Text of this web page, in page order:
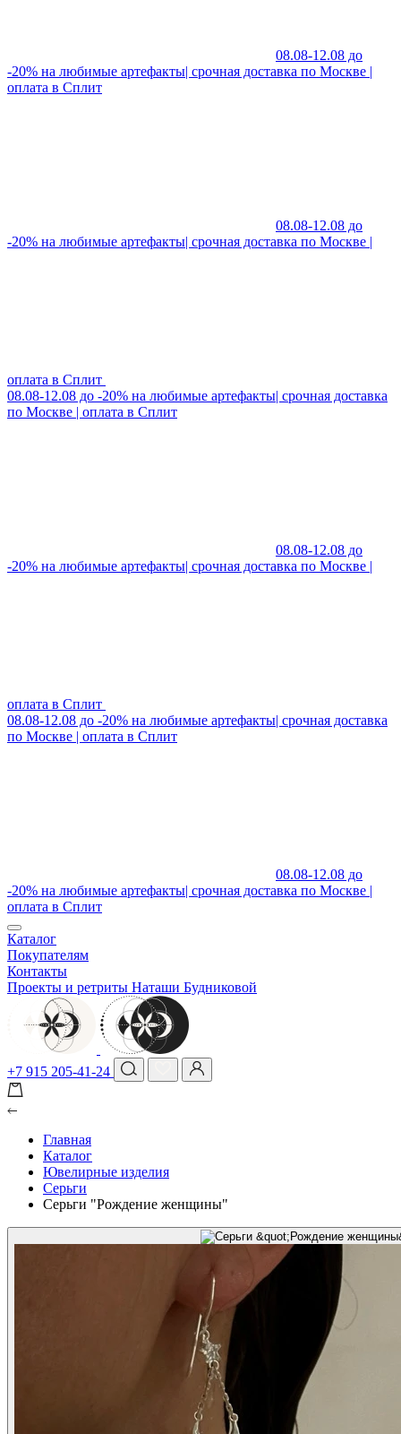
08.08-12.08 до
-20% на любимые артефакты| срочная доставка по Москве |
оплата в Сплит
08.08-12.08 до
-20% на любимые артефакты| срочная доставка по Москве |
оплата в Сплит
08.08-12.08 до -20% на любимые артефакты| срочная доставка
по Москве | оплата в Сплит
08.08-12.08 до
-20% на любимые артефакты| срочная доставка по Москве |
оплата в Сплит
08.08-12.08 до -20% на любимые артефакты| срочная доставка
по Москве | оплата в Сплит
08.08-12.08 до
-20% на любимые артефакты| срочная доставка по Москве |
оплата в Сплит
Каталог
Покупателям
Контакты
Проекты и ретриты Наташи Будниковой
+7 915 205-41-24
Главная
Каталог
Ювелирные изделия
Серьги
Серьги "Рождение женщины"